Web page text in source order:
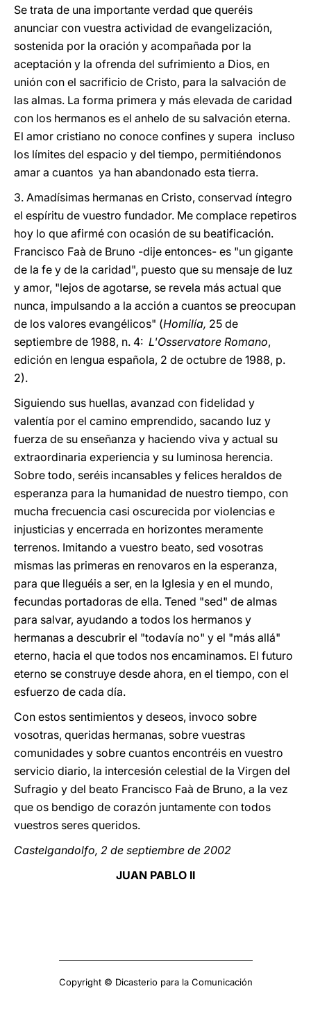
Se trata de una importante verdad que queréis
anunciar con vuestra actividad de evangelización,
sostenida por la oración y acompañada por la
aceptación y la ofrenda del sufrimiento a Dios, en
unión con el sacrificio de Cristo, para la salvación de
las almas. La forma primera y más elevada de caridad
con los hermanos es el anhelo de su salvación eterna.
El amor cristiano no conoce confines y supera incluso
los límites del espacio y del tiempo, permitiéndonos
amar a cuantos ya han abandonado esta tierra.
3. Amadísimas hermanas en Cristo, conservad íntegro
el espíritu de vuestro fundador. Me complace repetiros
hoy lo que afirmé con ocasión de su beatificación.
Francisco Faà de Bruno -dije entonces- es "un gigante
de la fe y de la caridad", puesto que su mensaje de luz
y amor, "lejos de agotarse, se revela más actual que
nunca, impulsando a la acción a cuantos se preocupan
de los valores evangélicos" (Homilía, 25 de
septiembre de 1988, n. 4: L'Osservatore Romano,
edición en lengua española, 2 de octubre de 1988, p.
2).
Siguiendo sus huellas, avanzad con fidelidad y
valentía por el camino emprendido, sacando luz y
fuerza de su enseñanza y haciendo viva y actual su
extraordinaria experiencia y su luminosa herencia.
Sobre todo, seréis incansables y felices heraldos de
esperanza para la humanidad de nuestro tiempo, con
mucha frecuencia casi oscurecida por violencias e
injusticias y encerrada en horizontes meramente
terrenos. Imitando a vuestro beato, sed vosotras
mismas las primeras en renovaros en la esperanza,
para que lleguéis a ser, en la Iglesia y en el mundo,
fecundas portadoras de ella. Tened "sed" de almas
para salvar, ayudando a todos los hermanos y
hermanas a descubrir el "todavía no" y el "más allá"
eterno, hacia el que todos nos encaminamos. El futuro
eterno se construye desde ahora, en el tiempo, con el
esfuerzo de cada día.
Con estos sentimientos y deseos, invoco sobre
vosotras, queridas hermanas, sobre vuestras
comunidades y sobre cuantos encontréis en vuestro
servicio diario, la intercesión celestial de la Virgen del
Sufragio y del beato Francisco Faà de Bruno, a la vez
que os bendigo de corazón juntamente con todos
vuestros seres queridos.
Castelgandolfo, 2 de septiembre de 2002
JUAN PABLO II
Copyright © Dicasterio para la Comunicación